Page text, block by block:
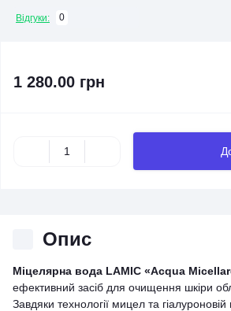
Відгуки: 0
1 280.00 грн
Опис
Міцелярна вода LAMIC «Acqua
ефективний засіб для очищення шкіри
Завдяки технології мицел та гіалуроновій